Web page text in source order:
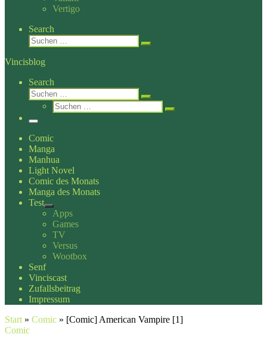
Vertigo
Search
Suche
Suchen …
Vincisblog
Search
Suche
Suchen …
Suche
Suchen …
Menü
Comic
Manga
Manhua
Light Novel
Comic des Monats
Manga des Monats
Test
Apps
Games
TV
Versus
Wootbox
Senf
Vinciscast
Zufallsbeitrag
Impressum
Start » Comic » [Comic] American Vampire [1]
Comic